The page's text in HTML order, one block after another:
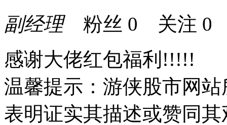
副经理粉丝 0 关注 0
感谢大佬红包福利!!!!!
温馨提示：游侠股市网
表明证实其描述或赞同